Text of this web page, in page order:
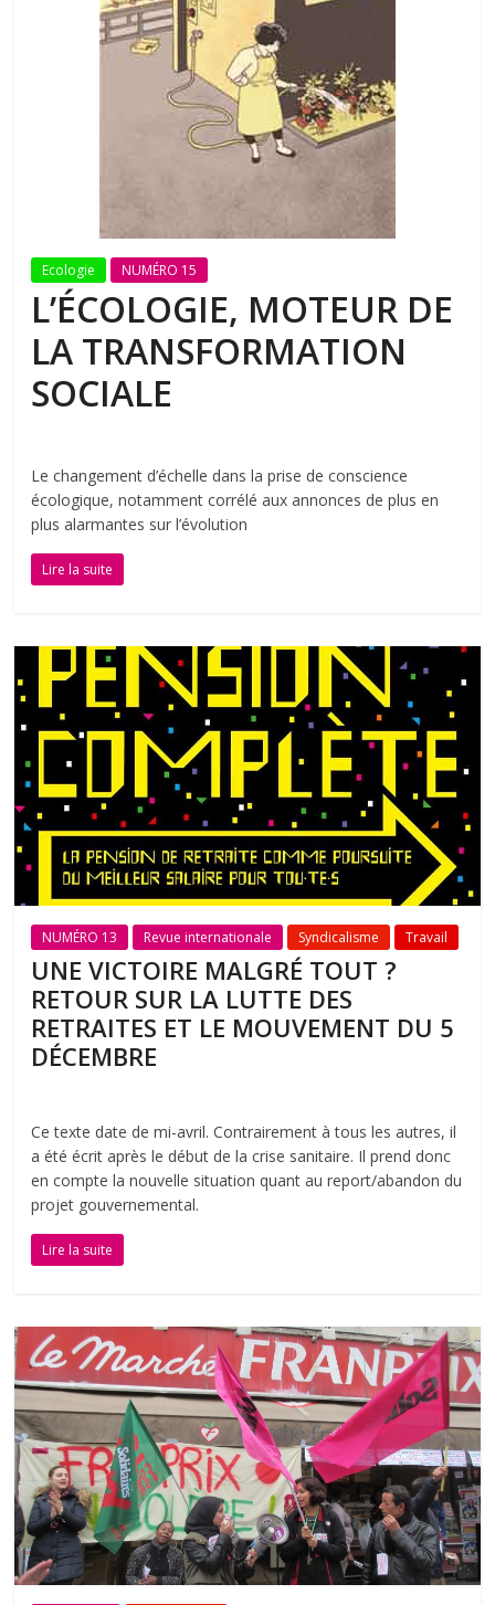
Ecologie NUMÉRO 15
L’ÉCOLOGIE, MOTEUR DE
LA TRANSFORMATION
SOCIALE
Le changement d’échelle dans la prise de conscience
écologique, notamment corrélé aux annonces de plus en
plus alarmantes sur l’évolution
Lire la suite
NUMÉRO 13 Revue internationale Syndicalisme Travail
UNE VICTOIRE MALGRÉ TOUT ?
RETOUR SUR LA LUTTE DES
RETRAITES ET LE MOUVEMENT DU 5
DÉCEMBRE
Ce texte date de mi-avril. Contrairement à tous les autres, il
a été écrit après le début de la crise sanitaire. Il prend donc
en compte la nouvelle situation quant au report/abandon du
projet gouvernemental.
Lire la suite